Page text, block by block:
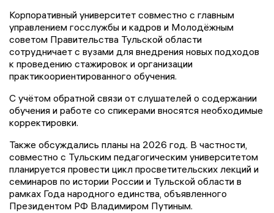
Корпоративный университет совместно с главным
управлением госслужбы и кадров и Молодёжным
советом Правительства Тульской области
сотрудничает с вузами для внедрения новых подходов
к проведению стажировок и организации
практикоориентированного обучения.
С учётом обратной связи от слушателей о содержании
обучения и работе со спикерами вносятся необходимые
корректировки.
Также обсуждались планы на 2026 год. В частности,
совместно с Тульским педагогическим университетом
планируется провести цикл просветительских лекций и
семинаров по истории России и Тульской области в
рамках Года народного единства, объявленного
Президентом РФ Владимиром Путиным.